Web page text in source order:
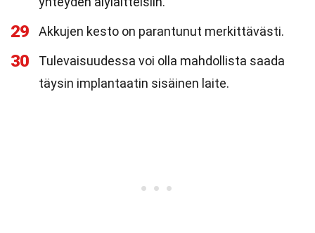
29 Akkujen kesto on parantunut merkittävästi.
30
Tulevaisuudessa voi olla mahdollista saada
täysin implantaatin sisäinen laite.